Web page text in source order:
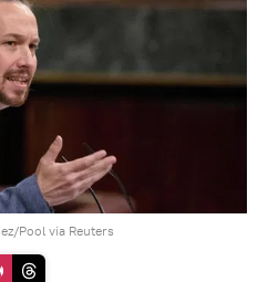
Pool via Reuters